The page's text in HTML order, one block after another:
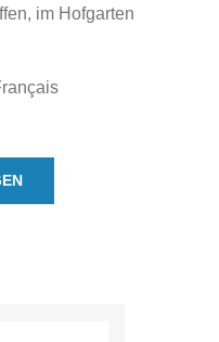
im Hofgarten